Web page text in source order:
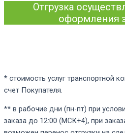
Отгрузка
оформления
* стоимость услуг транспортной
счет Покупателя.
** в рабочие дни (пн-пт) при
заказа до 12:00 (МСК+4), при